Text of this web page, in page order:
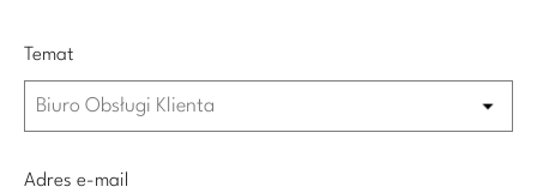
Temat
Adres e-mail